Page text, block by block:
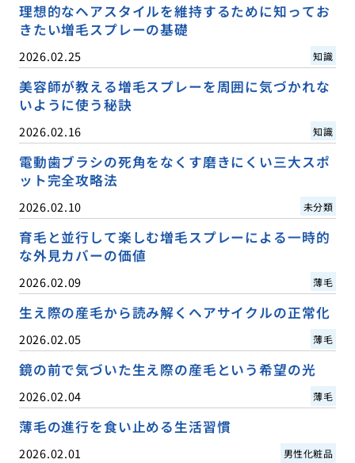
理想的なヘアスタイルを維持するために知ってお
きたい増毛スプレーの基礎
2026.02.25 知識
美容師が教える増毛スプレーを周囲に気づかれな
いように使う秘訣
2026.02.16 知識
電動歯ブラシの死角をなくす磨きにくい三大スポ
ット完全攻略法
2026.02.10 未分類
育毛と並行して楽しむ増毛スプレーによる一時的
な外見カバーの価値
2026.02.09 薄毛
生え際の産毛から読み解くヘアサイクルの正常化
2026.02.05 薄毛
鏡の前で気づいた生え際の産毛という希望の光
2026.02.04 薄毛
薄毛の進行を食い止める生活習慣
2026.02.01 男性化粧品